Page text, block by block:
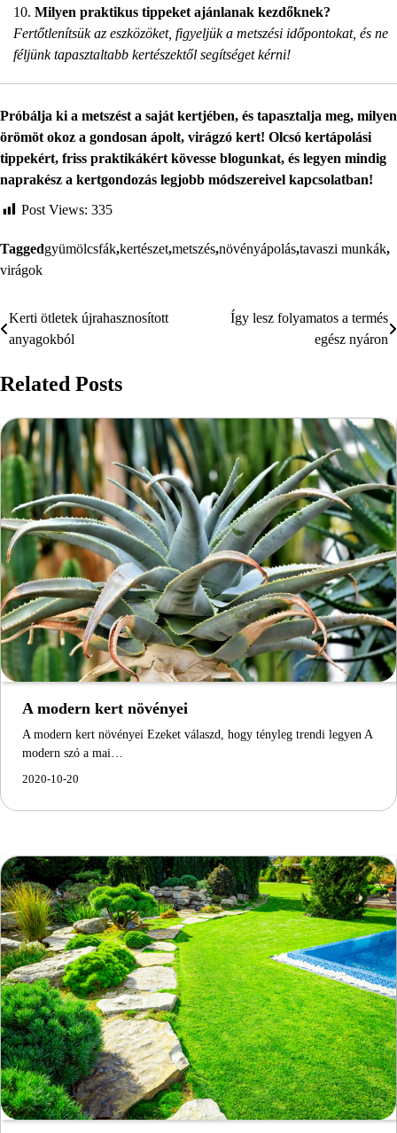
Milyen praktikus tippeket ajánlanak kezdőknek?
Fertőtlenítsük az eszközöket, figyeljük a metszési időpontokat, és ne
féljünk tapasztaltabb kertészektől segítséget kérni!
Próbálja ki a metszést a saját kertjében, és tapasztalja meg, milyen
örömöt okoz a gondosan ápolt, virágzó kert! Olcsó kertápolási
tippekért, friss praktikákért kövesse blogunkat, és legyen mindig
naprakész a kertgondozás legjobb módszereivel kapcsolatban!
Post Views: 335
Taggedgyümölcsfák,kertészet,metszés,növényápolás,tavaszi munkák,
virágok
Bejegyzés
navigáció
Kerti ötletek újrahasznosított
anyagokból
Így lesz folyamatos a termés
egész nyáron
Related Posts
A modern kert növényei
A modern kert növényei Ezeket válaszd, hogy tényleg trendi legyen A
modern szó a mai…
2020-10-20